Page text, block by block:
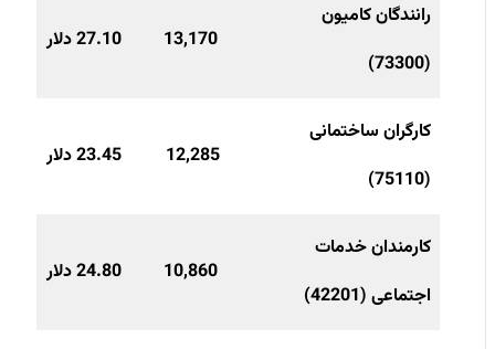
رانندگان کامیون
13,170 27.10 دلار
کارگران ساختمانی
12,285 23.45 دلار
کارمندان خدمات
اجتماعی (42201)
10,860 24.80 دلار